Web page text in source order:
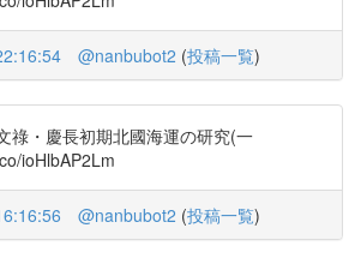
@nanbubot2 (投稿一覧)
祿・慶長初期北國海運の研究(一
ioHlbAP2Lm
@nanbubot2 (投稿一覧)